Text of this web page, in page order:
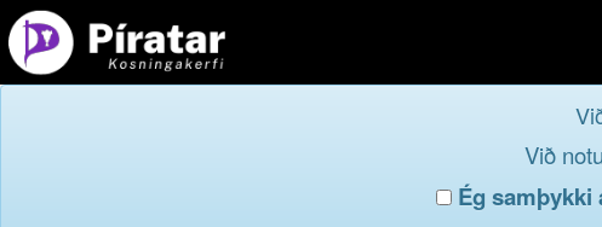
Við
Ég samþykki
Innskrá
Ef þú hefur gleymt